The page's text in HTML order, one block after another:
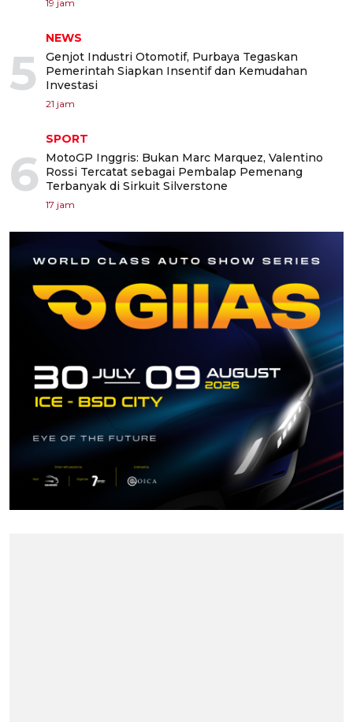
19 jam
5
NEWS
Genjot Industri Otomotif, Purbaya Tegaskan
Pemerintah Siapkan Insentif dan Kemudahan
Investasi
21 jam
6
SPORT
MotoGP Inggris: Bukan Marc Marquez, Valentino
Rossi Tercatat sebagai Pembalap Pemenang
Terbanyak di Sirkuit Silverstone
17 jam